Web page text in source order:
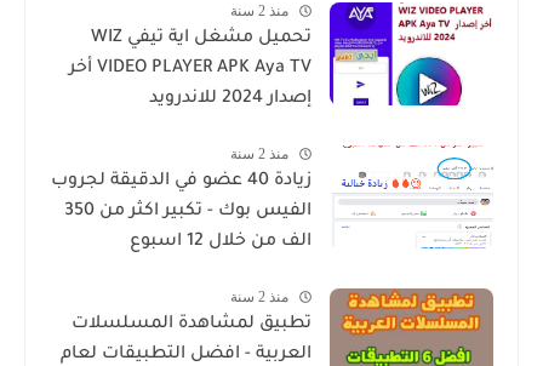
منذ 2 سنة
تحميل مشغل اية تيفي WIZ
VIDEO PLAYER APK Aya TV أخر
إصدار 2024 للاندرويد
منذ 2 سنة
زيادة 40 عضو في الدقيقة لجروب
الفيس بوك - تكبير اكثر من 350
الف من خلال 12 اسبوع
منذ 2 سنة
تطبيق لمشاهدة المسلسلات
العربية - افضل التطبيقات لعام